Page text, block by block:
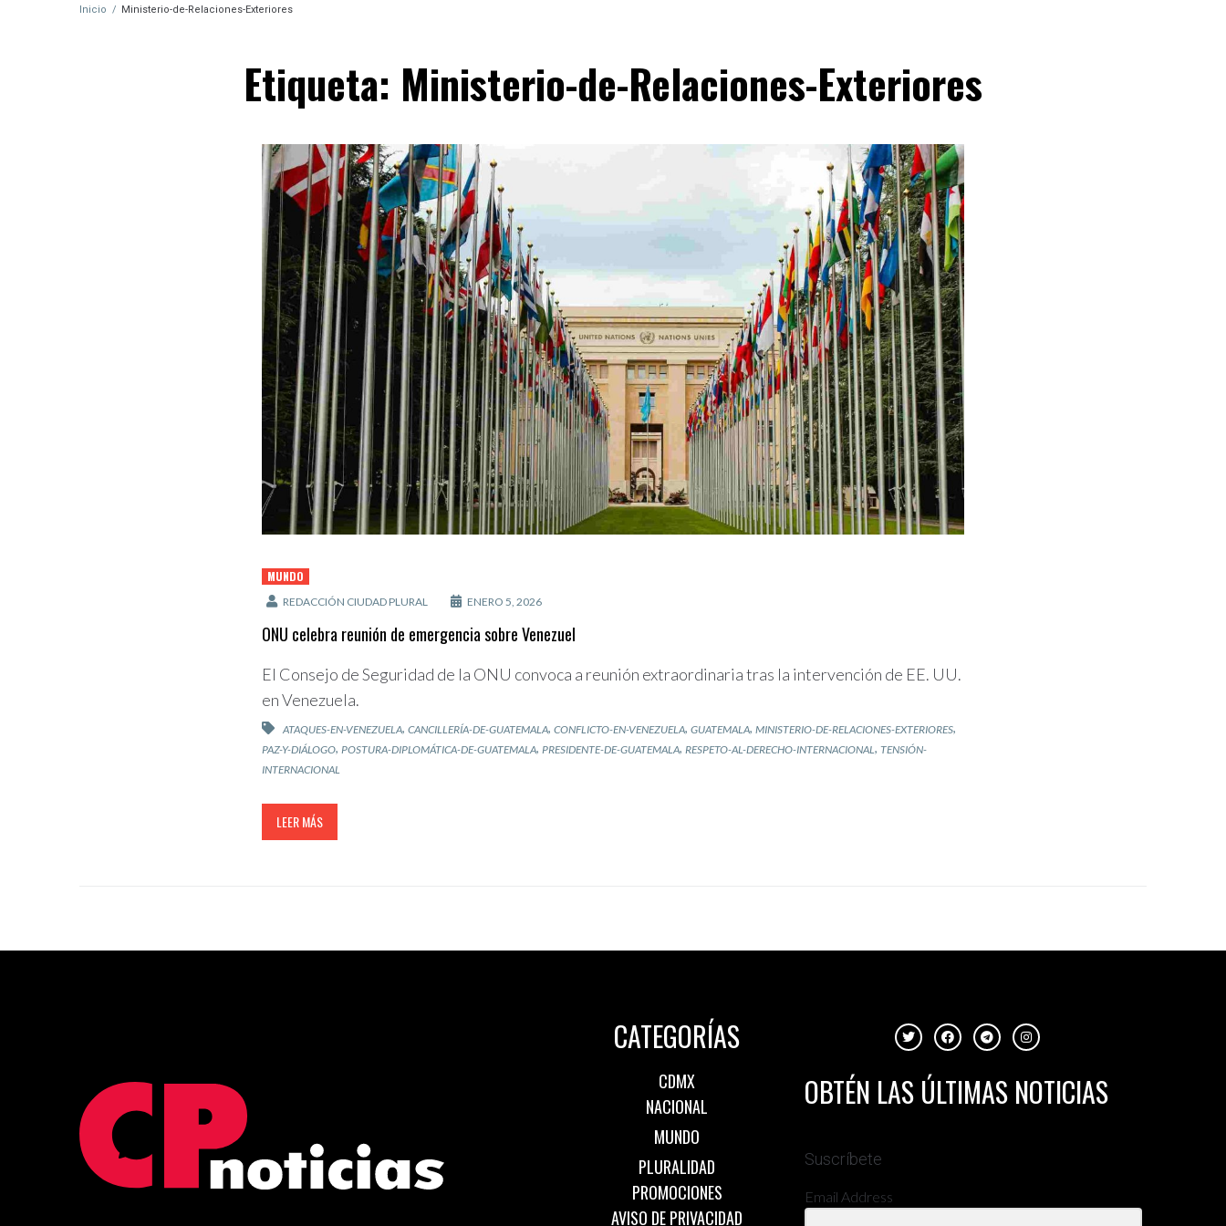
Inicio / Ministerio-de-Relaciones-Exteriores
Etiqueta: Ministerio-de-Relaciones-Exteriores
MUNDO
REDACCIÓN CIUDAD PLURAL ENERO 5, 2026
ONU celebra reunión de emergencia sobre Venezuel
El Consejo de Seguridad de la ONU convoca a reunión extraordinaria tras la intervención de EE. UU.
en Venezuela.
ATAQUES-EN-VENEZUELA, CANCILLERÍA-DE-GUATEMALA, CONFLICTO-EN-VENEZUELA, GUATEMALA, MINISTERIO-DE-RELACIONES-EXTERIORES,
PAZ-Y-DIÁLOGO, POSTURA-DIPLOMÁTICA-DE-GUATEMALA, PRESIDENTE-DE-GUATEMALA, RESPETO-AL-DERECHO-INTERNACIONAL , TENSIÓN-
INTERNACIONAL
LEER MÁS
CATEGORÍAS
CDMX
NACIONAL
MUNDO
PLURALIDAD
PROMOCIONES
AVISO DE PRIVACIDAD
OBTÉN LAS ÚLTIMAS NOTICIAS
Suscríbete
Email Address